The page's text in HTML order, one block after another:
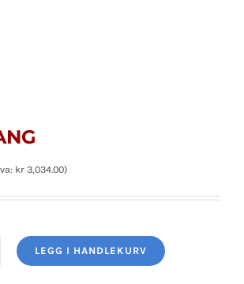
kr 3,034.00)
LEGG I HANDLEKURV